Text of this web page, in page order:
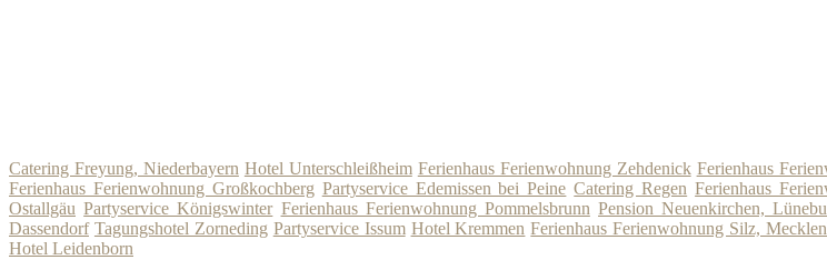
Catering Freyung, Niederbayern Hotel Unterschleißheim Ferienhaus Ferienwohnung Zehdenick Ferienhaus
Ferienhaus Ferienwohnung Großkochberg Partyservice Edemissen bei Peine Catering Regen Ferienhaus
Ostallgäu Partyservice Königswinter Ferienhaus Ferienwohnung Pommelsbrunn Pension Neuenkirchen,
Dassendorf Tagungshotel Zorneding Partyservice Issum Hotel Kremmen Ferienhaus Ferienwohnung Silz,
Hotel Leidenborn